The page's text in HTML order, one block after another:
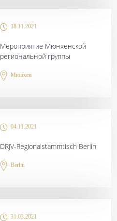
18.11.2021
Мероприятие Мюнхенской
региональной группы
Мюнхен
04.11.2021
DRJV-Regionalstammtisch Berlin
Berlin
31.03.2021